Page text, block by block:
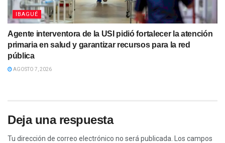
IBAGUÉ
Agente interventora de la USI pidió fortalecer la atención
primaria en salud y garantizar recursos para la red
pública
AGOSTO 7, 2026
Deja una respuesta
Tu dirección de correo electrónico no será publicada.
Los campos